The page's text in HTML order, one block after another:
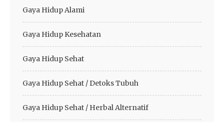
Gaya Hidup Alami
Gaya Hidup Kesehatan
Gaya Hidup Sehat
Gaya Hidup Sehat / Detoks Tubuh
Gaya Hidup Sehat / Herbal Alternatif